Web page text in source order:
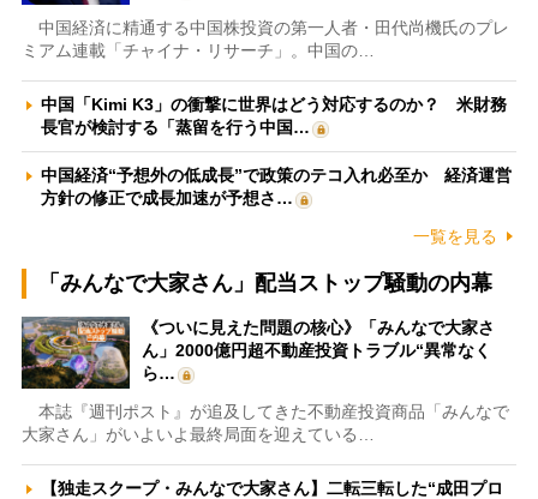
中国経済に精通する中国株投資の第一人者・田代尚機氏のプレ
ミアム連載「チャイナ・リサーチ」。中国の…
中国「Kimi K3」の衝撃に世界はどう対応するのか？ 米財務
長官が検討する「蒸留を行う中国…
中国経済“予想外の低成長”で政策のテコ入れ必至か 経済運営
方針の修正で成長加速が予想さ…
一覧を見る
「みんなで大家さん」配当ストップ騒動の内幕
《ついに見えた問題の核心》「みんなで大家さ
ん」2000億円超不動産投資トラブル“異常なく
ら…
本誌『週刊ポスト』が追及してきた不動産投資商品「みんなで
大家さん」がいよいよ最終局面を迎えている…
【独走スクープ・みんなで大家さん】二転三転した“成田プロ